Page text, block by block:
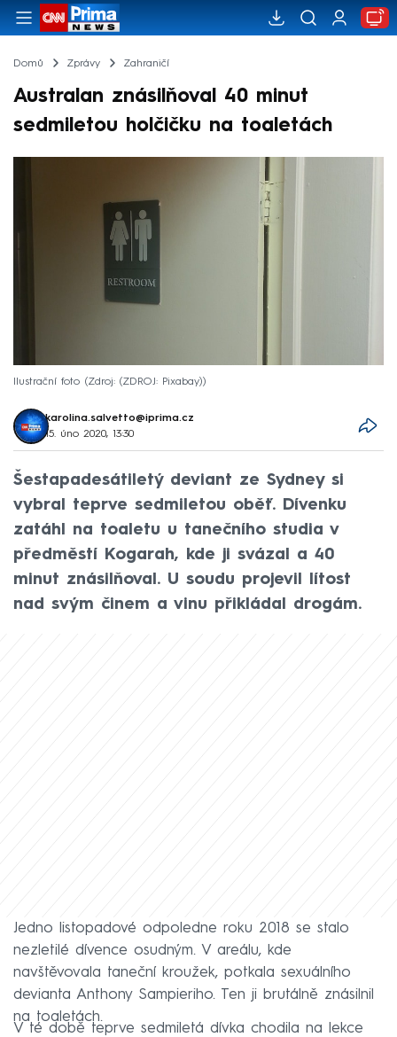
Domů Zprávy Zahraničí
Australan znásilňoval 40 minut
sedmiletou holčičku na toaletách
Ilustrační foto Zdroj: (ZDROJ: Pixabay)
karolina.salvetto@iprima.cz
15. úno 2020, 13:30
Šestapadesátiletý deviant ze Sydney si
vybral teprve sedmiletou oběť. Dívenku
zatáhl na toaletu u tanečního studia v
předměstí Kogarah, kde ji svázal a 40
minut znásilňoval. U soudu projevil lítost
nad svým činem a vinu přikládal drogám.
Jedno listopadové odpoledne roku 2018 se stalo
nezletilé dívence osudným. V areálu, kde
navštěvovala taneční kroužek, potkala sexuálního
devianta Anthony Sampieriho. Ten ji brutálně znásilnil
na toaletách.
V té době teprve sedmiletá dívka chodila na lekce